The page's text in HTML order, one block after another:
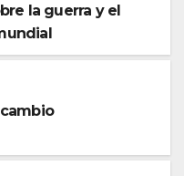
la guerra y el